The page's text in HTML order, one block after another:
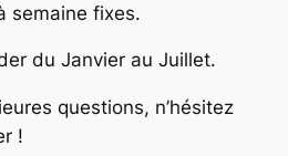
semaine fixes.
du Janvier au Juillet.
questions, n’hésitez
!